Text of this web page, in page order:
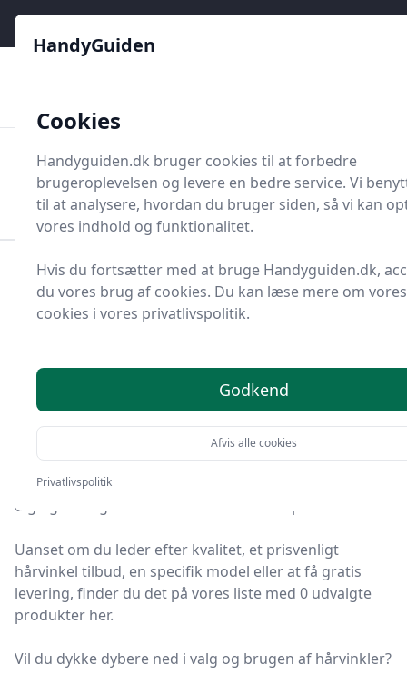
HandyGuiden
Søg nu
Søg nu
Forside Renovering og Byggeri
Værktøj
Diverse værktøj
Værktøjsdele og tilbehør
Vinkler og tilbehør
Hårvinkel
Find de bedste
hårvinkler - 0
valgmuligheder
Velkommen til HandyGuiden! Vi har gjort arbejdet for
dig og udvalgt 0 af de bedste hårvinkler på markedet.
Uanset om du leder efter kvalitet, et prisvenligt
hårvinkel tilbud, en specifik model eller at få gratis
levering, finder du det på vores liste med 0 udvalgte
produkter her.
Vil du dykke dybere ned i valg og brugen af hårvinkler?
HandyGuiden
Cookies
Handyguiden.dk bruger cookies til at forbedre
brugeroplevelsen og levere en bedre service. Vi
til at analysere, hvordan du bruger siden, så vi kan
vores indhold og funktionalitet.
Hvis du fortsætter med at bruge Handyguiden.dk,
du vores brug af cookies. Du kan læse mere om
cookies i vores privatlivspolitik.
Godkend
Afvis alle cookies
Privatlivspolitik